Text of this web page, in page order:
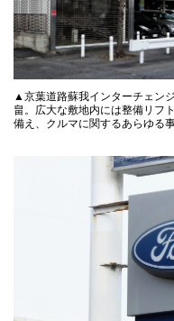
▲京葉道路蘇我インターチェン
畠。広大な敷地内には整備リフ
備え、クルマに関するあらゆる